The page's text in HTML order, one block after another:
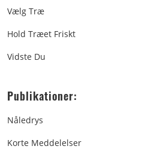
Vælg Træ
Hold Træet Friskt
Vidste Du
Publikationer:
Nåledrys
Korte Meddelelser